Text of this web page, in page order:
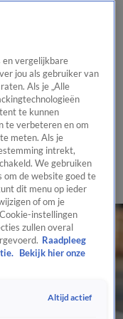
van Hart
Tip de
redactiePanelVideo's
en vergelijkbare
jou als gebruiker van
Als je „Alle
te kunnen
te verbeteren en om
meten. Als je
intrekt,
We gebruiken
om de website goed te
dit menu op ieder
of om je
instellingen
zullen overal
Raadpleeg
Bekijk hier onze
Altijd actief